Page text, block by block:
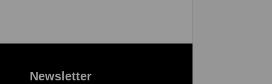
Newsletter